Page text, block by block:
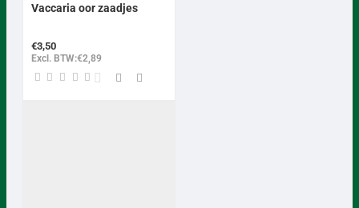
Vaccaria oor zaadjes
€3,50
Excl. BTW:€2,89